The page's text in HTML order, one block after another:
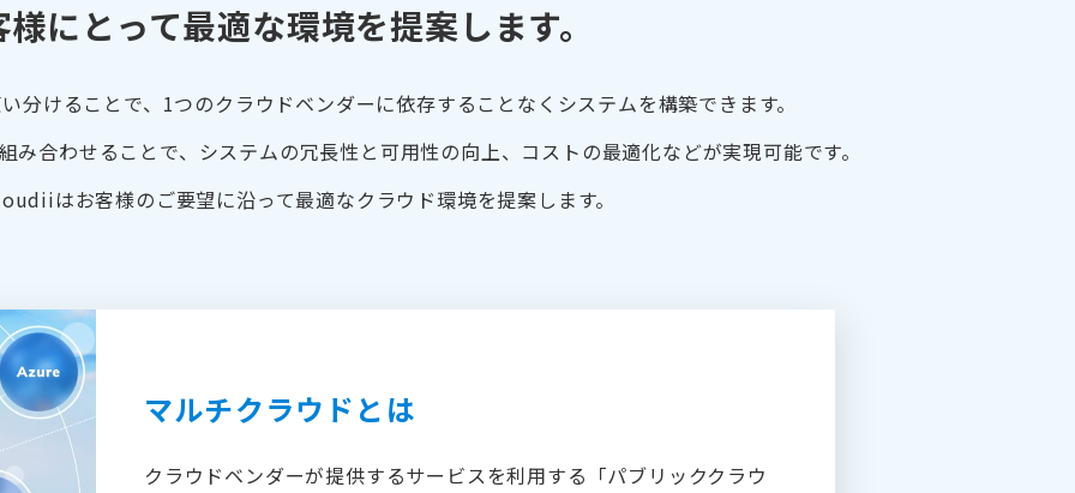
にとって最適な環境を提案します。
分けることで、1つのクラウドベンダーに依存することなくシステムを構築できます。
み合わせることで、システムの冗長性と可用性の向上、コストの最適化などが実現可能です。
はお客様のご要望に沿って最適なクラウド環境を提案します。
マルチクラウドとは
クラウドベンダーが提供するサービスを利用する「パブリッククラウ